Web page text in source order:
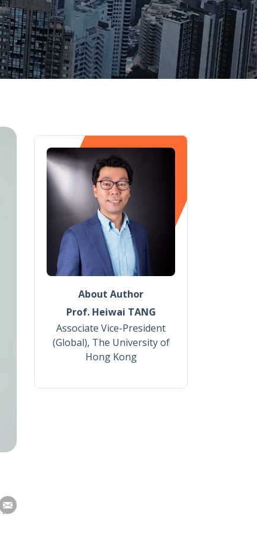
分
享
About Author
Prof. Heiwai TANG
Associate Vice-President
(Global), The University of
Hong Kong